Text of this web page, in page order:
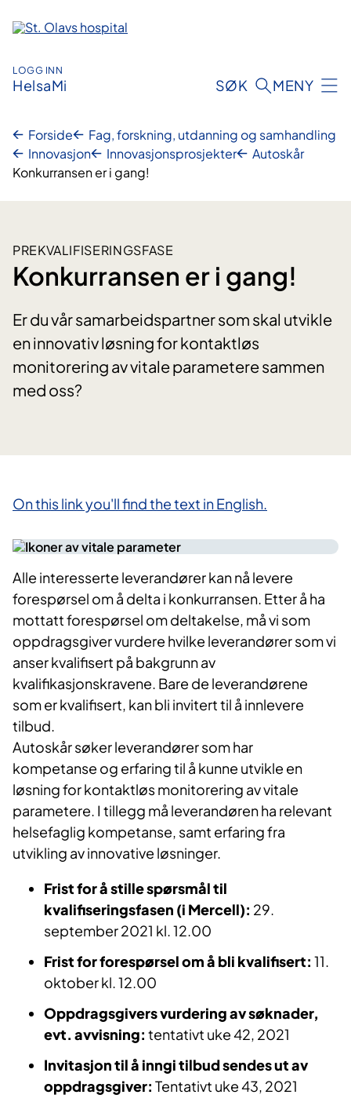
innhold
LOGG INN
HelsaMi SØK MENY
Forside
Fag, forskning, utdanning og samhandling
Innovasjon
Innovasjonsprosjekter
Autoskår
Konkurransen er i gang!
PREKVALIFISERINGSFASE
Konkurransen er i gang!
Er du vår samarbeidspartner som skal utvikle
en innovativ løsning for kontaktløs
monitorering av vitale parametere sammen
med oss?
On this link you'll find the text in English.
Alle interesserte leverandører kan nå levere
forespørsel om å delta i konkurransen. Etter å ha
mottatt forespørsel om deltakelse, må vi som
oppdragsgiver vurdere hvilke leverandører som vi
anser kvalifisert på bakgrunn av
kvalifikasjonskravene. Bare de leverandørene
som er kvalifisert, kan bli invitert til å innlevere
tilbud.
Autoskår søker leverandører som har
kompetanse og erfaring til å kunne utvikle en
løsning for kontaktløs monitorering av vitale
parametere. I tillegg må leverandøren ha relevant
helsefaglig kompetanse, samt erfaring fra
utvikling av innovative løsninger.
Frist for å stille spørsmål til
kvalifiseringsfasen (i Mercell): 29.
september 2021 kl. 12.00
Frist for forespørsel om å bli kvalifisert: 11.
oktober kl. 12.00
Oppdragsgivers vurdering av søknader,
evt. avvisning: tentativt uke 42, 2021
Invitasjon til å inngi tilbud sendes ut av
oppdragsgiver: Tentativt uke 43, 2021